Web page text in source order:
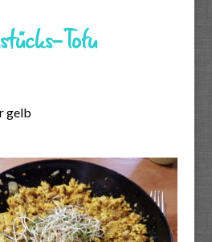
Tofu
gelb